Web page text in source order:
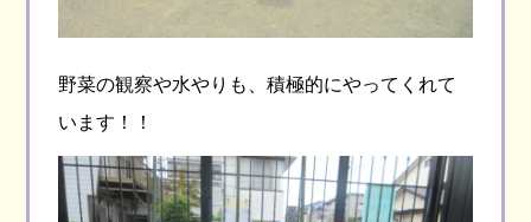
野菜の観察や水やりも、積極的にやってくれて
います！！